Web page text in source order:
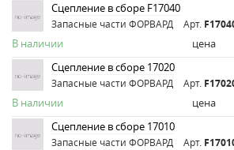
Сцепление в сборе F17040
Запасные части ФОРВАРД Арт.
В наличии цена
Сцепление в сборе 17020
Запасные части ФОРВАРД Арт.
В наличии цена
Сцепление в сборе 17010
Запасные части ФОРВАРД Арт.